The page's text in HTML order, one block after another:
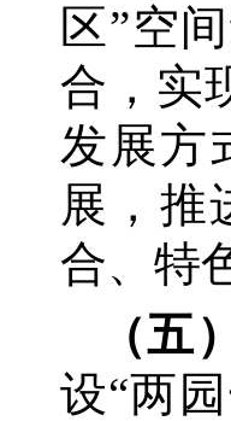
区”空
合，实
发展方
展，推
合、特
（五
设“两